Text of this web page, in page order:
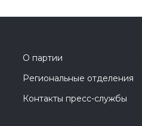
О партии
Региональные отделения
Контакты пресс-службы